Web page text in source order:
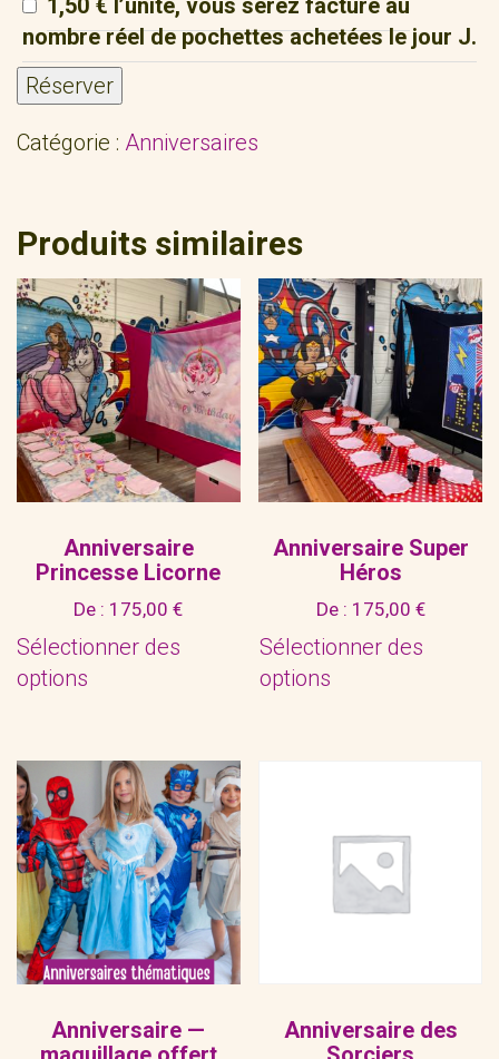
1,50 € l’unité, vous serez facturé au
nombre réel de pochettes achetées le jour J.
Réserver
Catégorie : Anniversaires
Produits similaires
Anniversaire
Princesse Licorne
De : 175,00€
Sélectionner des
options
Anniversaire Super
Héros
De : 175,00 €
Sélectionner des
options
Anniversaire —
Anniversaire des